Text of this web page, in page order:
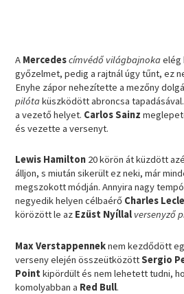
A Mercedescímvédő világbajnokaelég
győzelmet, pedig a rajtnál úgy tűnt, ez
Enyhe zápor nehezítette a mezőny
pilótaküszködött abroncsa tapadásával.
a vezető helyet. Carlos Sainz
és vezette a versenyt.
Lewis Hamilton 20 körön át küzdött
álljon, s miután sikerült ez neki, már
megszokott módján. Annyira nagy
negyedik helyen célbaérő Charles
körözött le az Ezüst Nyíllal versenyző
Max Verstappenneknem kezdődött
verseny elején összeütközöttSergio
Point kipördült és nem lehetett tudni,
komolyabban a Red Bull.